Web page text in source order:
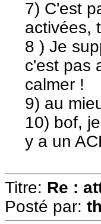
7) C'est
activées,
8 ) Je
c'est pas
calmer !
9) au
10) bof,
y a un
Titre: Re :
Posté par: